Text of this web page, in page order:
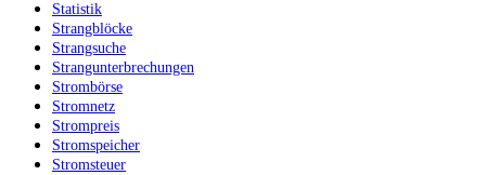
Statistik
Strangblöcke
Strangsuche
Strangunterbrechungen
Strombörse
Stromnetz
Strompreis
Stromspeicher
Stromsteuer